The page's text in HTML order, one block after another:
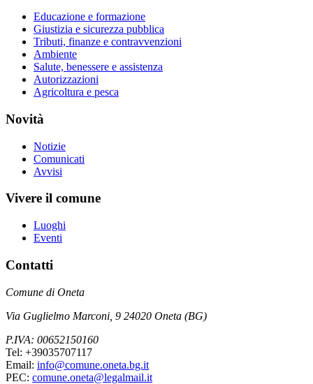
Educazione e formazione
Giustizia e sicurezza pubblica
Tributi, finanze e contravvenzioni
Ambiente
Salute, benessere e assistenza
Autorizzazioni
Agricoltura e pesca
Novità
Notizie
Comunicati
Avvisi
Vivere il comune
Luoghi
Eventi
Contatti
Comune di Oneta
Via Guglielmo Marconi, 9 24020 Oneta (BG)
P.IVA: 00652150160
Tel: +39035707117
Email: info@comune.oneta.bg.it
PEC: comune.oneta@legalmail.it